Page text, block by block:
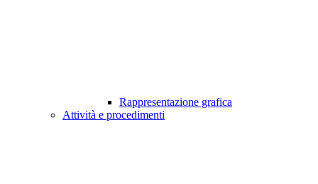
Rappresentazione grafica
Attività e procedimenti